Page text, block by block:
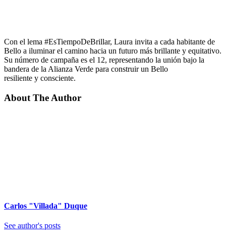
Con el lema #EsTiempoDeBrillar, Laura invita a cada habitante de
Bello a iluminar el camino hacia un futuro más brillante y equitativo.
Su número de campaña es el 12, representando la unión bajo la
bandera de la Alianza Verde para construir un Bello
resiliente y consciente.
About The Author
Carlos "Villada" Duque
See author's posts